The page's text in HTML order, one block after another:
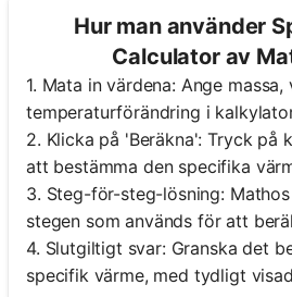
Hur man använder
Calculator av
1. Mata in värdena: Ange massa,
temperaturförändring i
2. Klicka på 'Beräkna': Tryck på
att bestämma den specifika
3. Steg-för-steg-lösning:
stegen som används för att
4. Slutgiltigt svar: Granska det
specifik värme, med tydligt